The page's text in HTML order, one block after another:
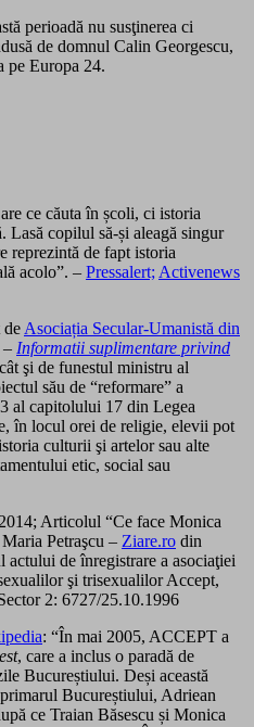
perioadă nu susţinerea ci
de domnul Calin Georgescu,
pe Europa 24.
ce căuta în școli, ci istoria
Lasă copilul să-și aleagă singur
reprezintă de fapt istoria
acolo”. – Pressalert; Activenews
de Asociația Secular-Umanistă din
– Informatii suplimentare privind
şi de funestul ministru al
său de “reformare” a
al capitolului 17 din Legea
în locul orei de religie, elevii pot
culturii şi artelor sau alte
etic, social sau
Articolul “Ce face Monica
Petraşcu – Ziare.ro din
actului de înregistrare a asociaţiei
şi trisexualilor Accept,
2: 6727/25.10.1996
: “În mai 2005, ACCEPT a
, care a inclus o paradă de
Bucureștiului. Deși această
Bucureștiului, Adriean
ce Traian Băsescu și Monica